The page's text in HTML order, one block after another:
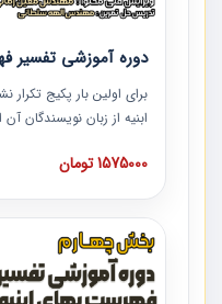
دوره آموزشی تفسیر
برای اولین بار پکیج
ابنیه از زبان
ردیف ها و مطالب فهرست
دوره به صورت کامل
دوره با کلام مهندس
مشاور در امر بازنگری
همکارانی که در حوزه
توصیه می کنیم از مطالب
1575000 تومان